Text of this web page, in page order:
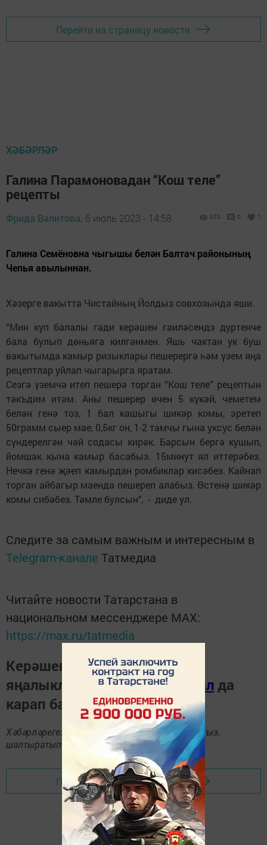
Перейти на страницу новости
ХӘБӘРЛӘР
Галина Парамоновадан “Кош теле”
рецепты
Фрида Вәлитова, 6 июль 2023 - 14:58 933 0 1
Галина Семёновна чыгышы белән Балтач районының
Чепья авылыннан.
Хәзерге вакытта Чистайның Йолдыз совхозында яши.
“Мин куп балалы гади керәшен гаиләсендэ дуртенче
бала булып дөньяга килгәнмен. Яшь чактан ук буш
вакытымда камыр ризыклары пешерергә һәм үзем яңа
рецептлар уйлап чыгарырга яратам.
Сезгә үземчә итеп пешерә торган “Кош теле” рецептын
тәкъдим итәм. Аны пешерер өчен 5 күкәй, чеметем
белән генә тоз, 1 бал кашыгы шикәр комы, эретеп
50грамм сыер мае, 0,5кг он, 1-2 тамчы гына уксус белән
сүндерелгән чәй содасы кирәк. Барсын бергә кушып,
йомшак кына камыр басабыз. 15минут ял иттерәбез.
Нечкә генә җәеп камырдан ромбиклар кисәбез. Кайнап
торган айбагыр маенда пешереп алабыз. Өстенә шикәр
комы сибәбез. Тәмле булсын", - диде ул.
Следите за самым важным и интересным в
Telegram-канале Татмедиа
Читайте новости Татарстана в
национальном мессенджере MАХ:
https://max.ru/tatmedia
Керәшен дөньясындагы
яңалыкларныТелеграм-канал да
карап барыгыз.
Хәбәрләрегезне 89172509795номерына языгыз,
шалтыратып әйтегез.
Перейти на страницу новости